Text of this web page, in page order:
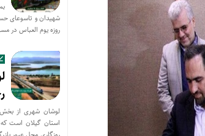
شهیدان و تاسوعای
روزه یوم العباس در
لوشان شهری از بخش
استان گیلان است